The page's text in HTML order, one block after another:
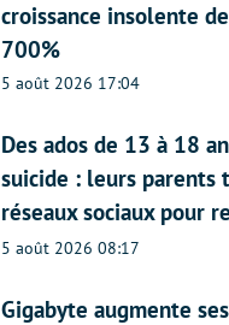
croissance insolente
700%
5 août 2026 17:04
Des ados de 13 à 18
suicide : leurs parents
réseaux sociaux pour
5 août 2026 08:17
Gigabyte augmente